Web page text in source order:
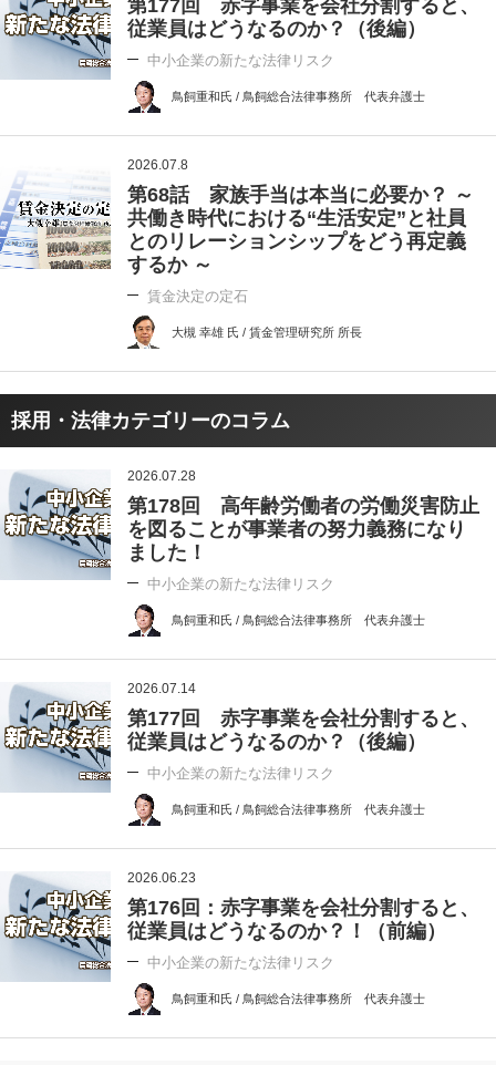
第177回 赤字事業を会社分割すると、
従業員はどうなるのか？（後編）
中小企業の新たな法律リスク
鳥飼重和氏 / 鳥飼総合法律事務所 代表弁護士
2026.07.8
第68話 家族手当は本当に必要か？ ～
共働き時代における“生活安定”と社員
とのリレーションシップをどう再定義
するか ～
賃金決定の定石
大槻 幸雄 氏 / 賃金管理研究所 所長
採用・法律カテゴリーのコラム
2026.07.28
第178回 高年齢労働者の労働災害防止
を図ることが事業者の努力義務になり
ました！
中小企業の新たな法律リスク
鳥飼重和氏 / 鳥飼総合法律事務所 代表弁護士
2026.07.14
第177回 赤字事業を会社分割すると、
従業員はどうなるのか？（後編）
中小企業の新たな法律リスク
鳥飼重和氏 / 鳥飼総合法律事務所 代表弁護士
2026.06.23
第176回：赤字事業を会社分割すると、
従業員はどうなるのか？！（前編）
中小企業の新たな法律リスク
鳥飼重和氏 / 鳥飼総合法律事務所 代表弁護士